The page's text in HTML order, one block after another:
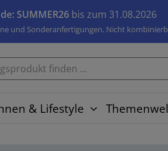
SUMMER26 bis zum 31.08.2026
und Sonderanfertigungen. Nicht
& Lifestyle